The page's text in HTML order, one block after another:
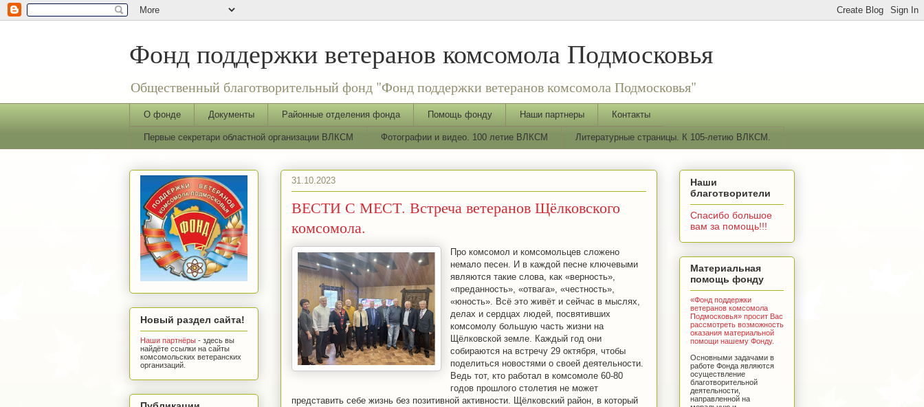
Фонд поддержки ветеранов комсомола Подмосковья
Общественный благотворительный фонд "Фонд поддержки ветеранов комсомола Подмосковья"
О фонде Документы Районные отделения фонда Помощь фонду Наши партнеры Контакты
Первые секретари областной организации ВЛКСМ Фотографии и видео. 100 летие ВЛКСМ Литературные страницы. К 105-летию ВЛКСМ.
31.10.2023
ВЕСТИ С МЕСТ. Встреча ветеранов Щёлковского
комсомола.
Про комсомол и комсомольцев сложено
немало песен. И в каждой песне ключевыми
являются такие слова, как «верность»,
«преданность», «отвага», «честность»,
«юность». Всё это живёт и сейчас в мыслях,
делах и сердцах людей, посвятивших
комсомолу большую часть жизни на
Щёлковской земле. Каждый год они
собираются на встречу 29 октября, чтобы
поделиться новостями о своей деятельности.
Ведь тот, кто работал в комсомоле 60-80
годов прошлого столетия не может
представить себе жизнь без позитивной активности. Щёлковский район, в который
Новый раздел сайта!
Наши партнёры - здесь вы
найдёте ссылки на сайты
комсомольских ветеранских
организаций.
Наши
благотворители
Спасибо большое
вам за помощь!!!
Материальная
помощь фонду
«Фонд поддержки
ветеранов комсомола
Подмосковья» просит Вас
рассмотреть возможность
оказания материальной
помощи нашему Фонду.
Основными задачами в
работе Фонда являются
осуществление
благотворительной
деятельности,
направленной на